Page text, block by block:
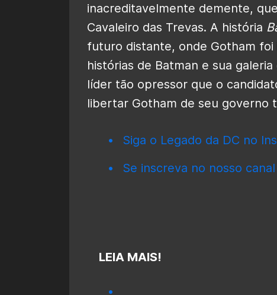
inacreditavelmente demente,
Cavaleiro das Trevas. A história
futuro distante, onde Gotham
histórias de Batman e sua
líder tão opressor que o
libertar Gotham de seu governo
Siga o Legado da DC no
Se inscreva no nosso
LEIA MAIS!